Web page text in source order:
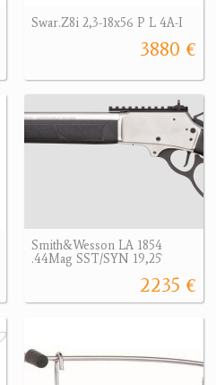
Swar.Z8i 2,3-18x56 P L 4A-I
3880 €
Smith&Wesson LA 1854
.44Mag SST/SYN 19,25`
2235 €